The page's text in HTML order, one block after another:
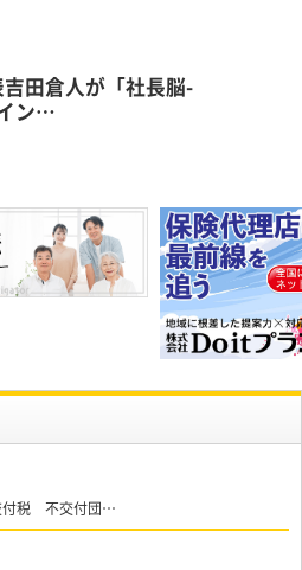
田倉人が「社長脳-
ン…
付税 不交付団…